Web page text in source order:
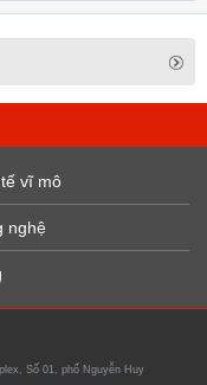
vĩ mô
nghệ
Số 01, phố Nguyễn Huy